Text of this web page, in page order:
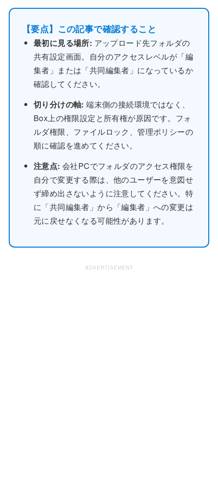
【要点】この記事で確認すること
最初に見る場所: アップロード先フォルダの
共有設定画面。自分のアクセスレベルが「編
集者」または「共同編集者」になっているか
確認してください。
切り分けの軸: 端末側の接続環境ではなく、
Box上の権限設定と所有権が原因です。フォ
ルダ権限、ファイルロック、管理ポリシーの
順に確認を進めてください。
注意点: 会社PCでフォルダのアクセス権限を
自分で変更する際は、他のユーザーを意図せ
ず締め出さないように注意してください。特
に「共同編集者」から「編集者」への変更は
元に戻せなくなる可能性があります。
ADVERTISEMENT